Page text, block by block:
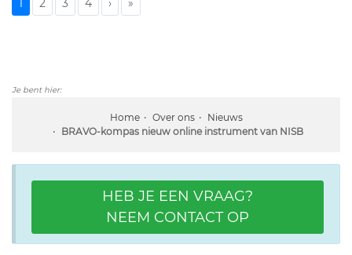
Je bent hier:
Home Over ons
Nieuws
BRAVO-kompas nieuw online instrument van NISB
HEB JE EEN VRAAG?
NEEM CONTACT OP